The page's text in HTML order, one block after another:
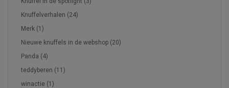
Knuffelverhalen (24)
Merk (1)
Nieuwe knuffels in de webshop (20)
Panda (4)
teddyberen (11)
winactie (1)